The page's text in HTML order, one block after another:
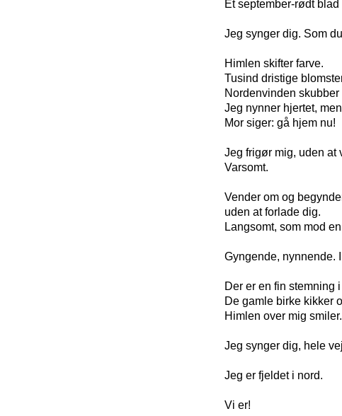
Et september-rødt
Jeg synger dig. Som
Himlen skifter farve.
Tusind dristige
Nordenvinden
Jeg nynner hjertet,
Mor siger: gå hjem nu!
Jeg frigør mig, uden at
Varsomt.
Vender om og
uden at forlade dig.
Langsomt, som mod
Gyngende, nynnende.
Der er en fin stemning
De gamle birke kikker
Himlen over mig smiler.
Jeg synger dig, hele
Jeg er fjeldet i nord.
Vi er!